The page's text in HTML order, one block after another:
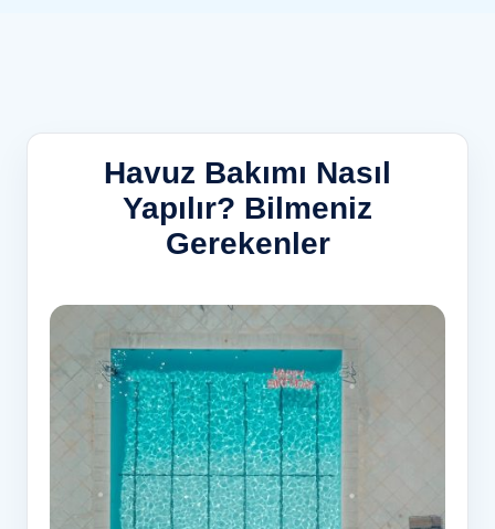
Havuz Bakımı Nasıl
Yapılır? Bilmeniz
Gerekenler